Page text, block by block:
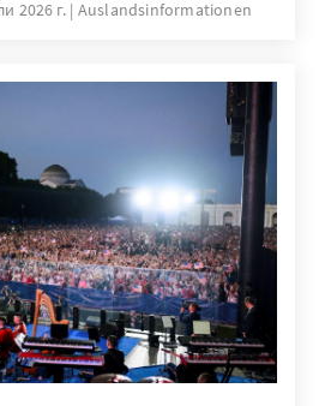
hat dieser Ansatz auf
2026 г. Auslandsinformationen